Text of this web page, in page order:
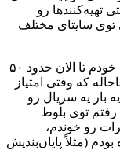
تهیه‌کنندها رو
توی سایتای مختلف
دوم، قابلیت ثبت امتیاز به فیلما و سریالا . من خودم تا الان حدود ۵۰
که وقتی امتیاز
بار یه سریال رو
توی بلوط
رو خوندم،
(مثلاً پایان‌بندیش